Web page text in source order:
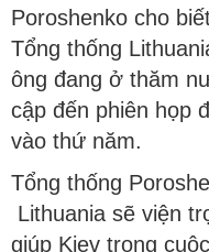
Poroshenko cho
Tổng thống
ông đang ở thăm
cập đến phiên họp
vào thứ năm.
Tổng thống
Lithuania sẽ viện
giúp Kiev trong